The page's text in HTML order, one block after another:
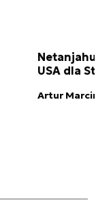
USA dla
Artur